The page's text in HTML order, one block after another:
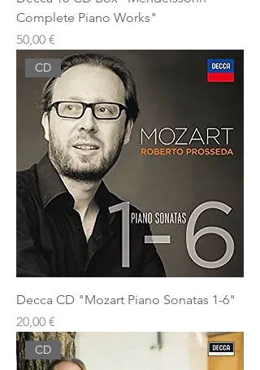
Complete Piano Works"
Prezzo
50,00 €
CD
Decca CD "Mozart Piano Sonatas 1-6"
Prezzo
20,00 €
CD